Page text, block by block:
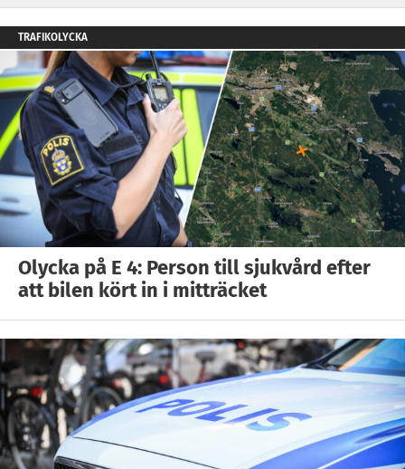
TRAFIKOLYCKA
Olycka på E 4: Person till sjukvård efter
att bilen kört in i mitträcket